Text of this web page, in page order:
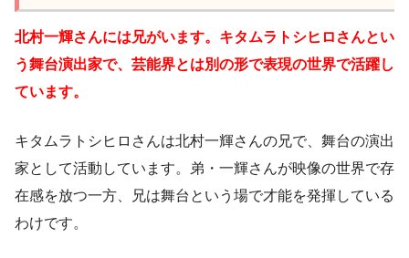
北村一輝さんには兄がいます。キタムラトシヒロさんとい
う舞台演出家で、芸能界とは別の形で表現の世界で活躍し
ています。
キタムラトシヒロさんは北村一輝さんの兄で、舞台の演出
家として活動しています。弟・一輝さんが映像の世界で存
在感を放つ一方、兄は舞台という場で才能を発揮している
わけです。